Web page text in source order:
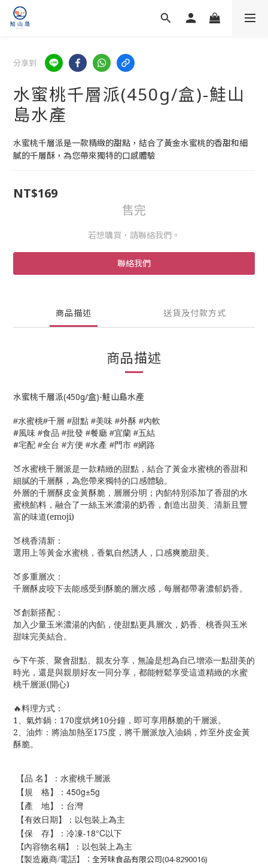
分享到
水蜜桃千層派(450g/盒)-鮭山
島水產
水蜜桃千層派是一款精緻的甜點，結合了黃金水蜜桃的香甜和細
膩的千層酥，為您帶來獨特的口感體驗
NT$169
售完
若想購買，請聯絡我們。
聯絡我們
商品描述 送貨及付款方式
商品描述
水蜜桃千層派(450g/盒)-鮭山島水產
#水蜜桃#千層 #甜點 #美味 #外酥 #內軟
#風味 #食品 #批發 #餐廳 #宜蘭 #五結
#宅配 #全台 #方便 #水產 #門市 #網路
🍑水蜜桃千層派是一款精緻的甜點，結合了黃金水蜜桃的香甜和
細膩的千層酥，為您帶來獨特的口感體驗。
外層的千層酥皮金黃酥脆，層層分明；內餡特別添加了香甜的水
蜜桃餡料，融合了一絲玉米濃湯的奶香，創造出甜美、清新且豐
富的味道(emoji)
🍑桃香清新：
選用上等黃金水蜜桃，香氣自然誘人，口感爽脆甜美。
🍑多重層次：
千層酥皮咬下去能感受到酥脆的層次感，每層都帶著濃郁奶香。
🍑創新搭配：
加入少量玉米濃湯的內餡，使甜點更具層次，奶香、桃香與玉米
甜味完美結合。
☕️下午茶、聚會甜點、親友分享，無論是想為自己增添一點甜美的
時光，還是與親朋好友一同分享，都能輕鬆享受這道精緻的水蜜
桃千層派(開心)
🔥料理方式：
1、氣炸鍋：170度烘烤10分鐘，即可享用酥脆的千層派。
2、油炸：將油加熱至175度，將千層派放入油鍋，炸至外皮金黃
酥脆。
【品 名】：水蜜桃千層派
【規 格】：450g±5g
【產 地】：台灣
【有效日期】：以包裝上為主
【保 存】：冷凍-18°C以下
【內容物名稱】 ：以包裝上為主
【製造廠商/電話】：全芳味食品有限公司(04-8290016)